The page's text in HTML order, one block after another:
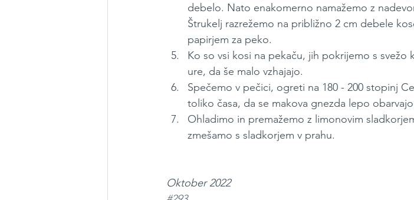
debelo. Nato enakomerno namažemo z
Štrukelj razrežemo na približno 2 cm debele
papirjem za peko.
Ko so vsi kosi na pekaču, jih pokrijemo s
ure, da še malo vzhajajo.
Spečemo v pečici, ogreti na 180 - 200 stopinj
toliko časa, da se makova gnezda lepo
Ohladimo in premažemo z limonovim
zmešamo s sladkorjem v prahu.
Oktober 2022